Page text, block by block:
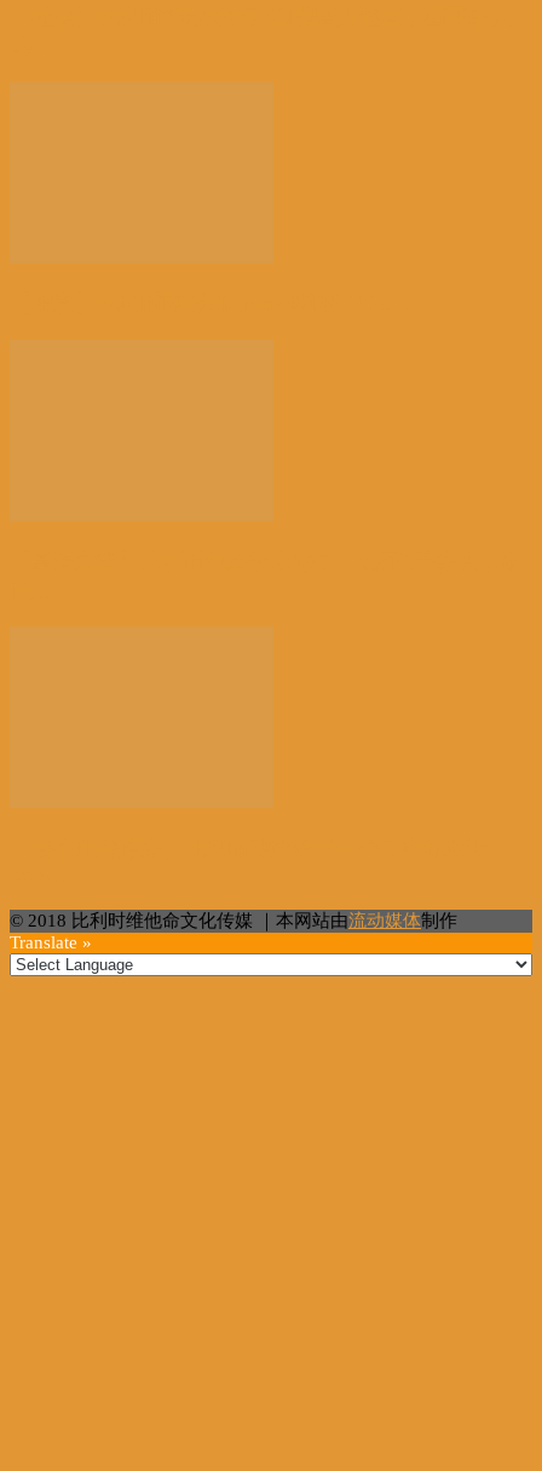
© 2018 比利时维他命文化传媒 ｜本网站由流动媒体制作
Translate »